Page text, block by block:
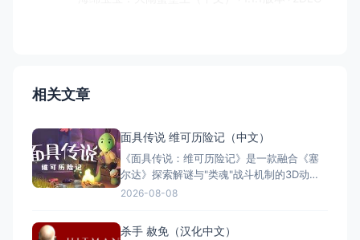
相关文章
面具传说 维可历险记（中文）
《面具传说：维可历险记》是一款融合《塞
尔达》探索解谜与"类魂"战斗机制的3D动作
冒险游戏。玩家扮演冒险家维可，在奇幻世
2026-08-08
杀手 赦免（汉化中文）